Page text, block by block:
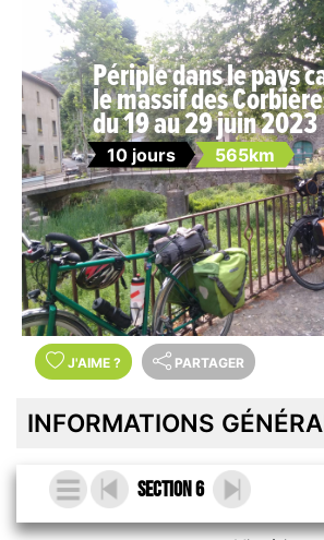
Périple dans le pays
le massif des
du 19 au 29 juin 2023
10 jours 565km
J'AIME ? PARTAGER
INFORMATIONS
Section 6